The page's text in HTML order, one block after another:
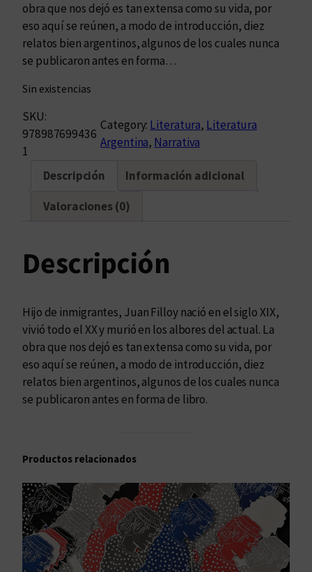
obra que nos dejó es tan extensa como su vida, por
eso aquí se reúnen, a modo de introducción, diez
relatos bien argentinos, algunos de los cuales nunca
se publicaron antes en forma…
Sin existencias
SKU:
978987699436
1
Category: Literatura, Literatura
Argentina, Narrativa
Descripción Información adicional
Valoraciones (0)
Descripción
Hijo de inmigrantes, Juan Filloy nació en el siglo XIX,
vivió todo el XX y murió en los albores del actual. La
obra que nos dejó es tan extensa como su vida, por
eso aquí se reúnen, a modo de introducción, diez
relatos bien argentinos, algunos de los cuales nunca
se publicaron antes en forma de libro.
Productos relacionados